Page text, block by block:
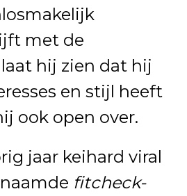
met de
hij zien dat hij
en stijl heeft
ook open over.
jaar keihard viral
fitcheck-